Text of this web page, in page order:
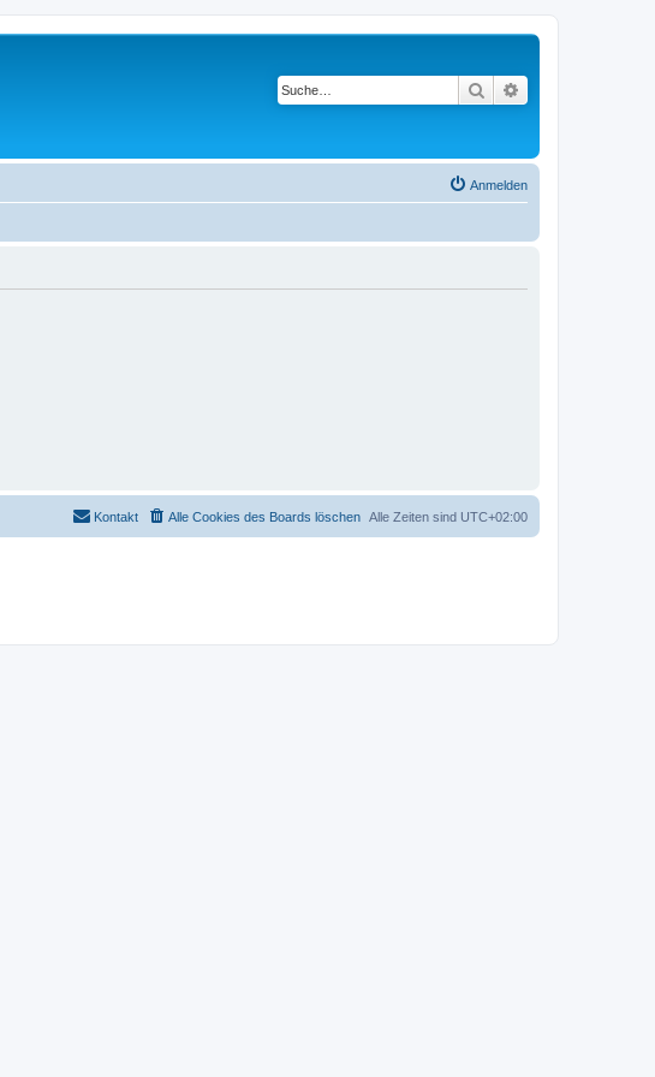
Suche
Anmelden
Alle Zeiten sind UTC+02:00
Alle Cookies des Boards löschen
Kontakt